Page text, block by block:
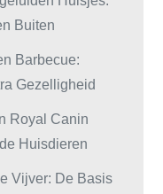
Buiten
Barbecue:
Gezelligheid
Royal Canin
Huisdieren
Vijver: De Basis